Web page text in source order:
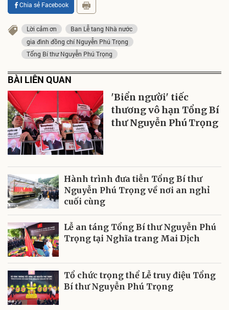
Chia sẻ Facebook
Lời cảm ơn
Ban Lễ tang Nhà nước
gia đình đồng chí Nguyễn Phú Trọng
Tổng Bí thư Nguyễn Phú Trọng
BÀI LIÊN QUAN
'Biển người' tiếc
thương vô hạn Tổng Bí
thư Nguyễn Phú Trọng
Hành trình đưa tiễn Tổng Bí thư
Nguyễn Phú Trọng về nơi an nghỉ
cuối cùng
Lễ an táng Tổng Bí thư Nguyễn Phú
Trọng tại Nghĩa trang Mai Dịch
Tổ chức trọng thể Lễ truy điệu Tổng
Bí thư Nguyễn Phú Trọng